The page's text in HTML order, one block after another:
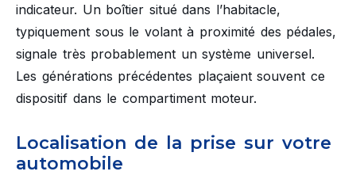
indicateur. Un boîtier situé dans l’habitacle,
typiquement sous le volant à proximité des pédales,
signale très probablement un système universel.
Les générations précédentes plaçaient souvent ce
dispositif dans le compartiment moteur.
Localisation de la prise sur votre
automobile